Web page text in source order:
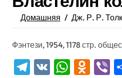
Домашняя Дж. Р. Р.
Фэнтези, 1954, 1178 стр.
Telegram
VK